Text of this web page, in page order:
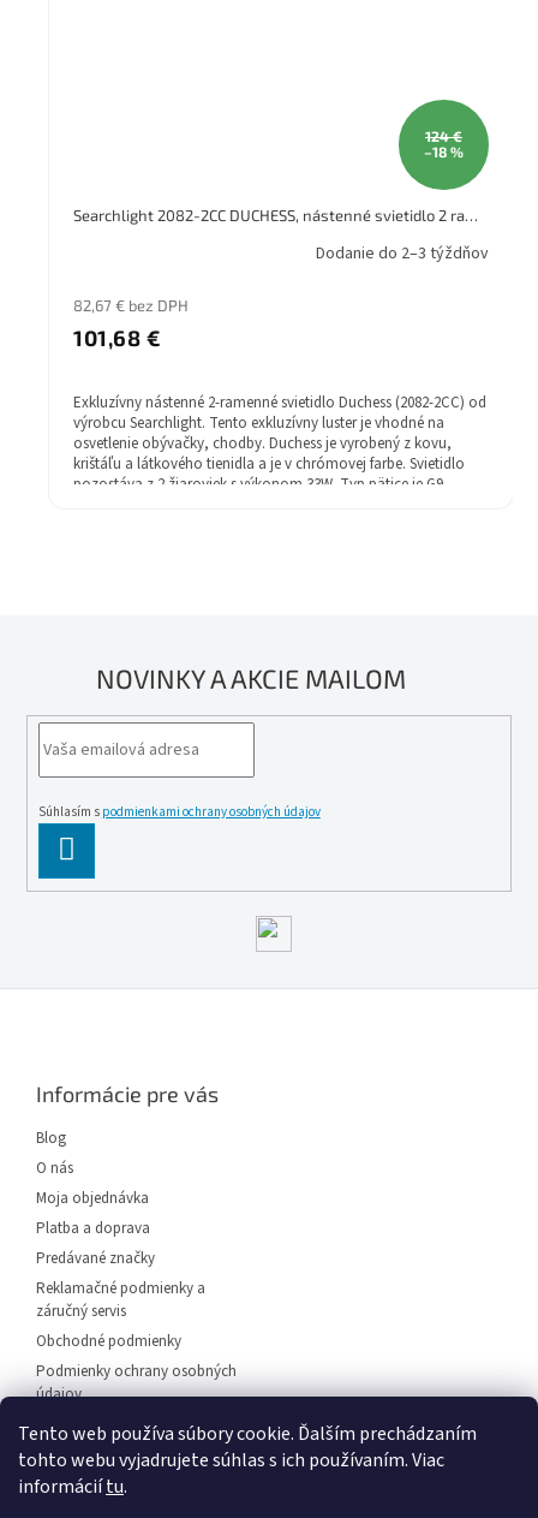
Tento web používa súbory cookie. Ďalším prechádzaním
tohto webu vyjadrujete súhlas s ich používaním. Viac
informáciítu.
124 €
–18 %
Searchlight 2082-2CC DUCHESS, nástenné svietidlo 2 ramenné
Dodanie do 2–3 týždňov
82,67 € bez DPH
101,68 €
Exkluzívny nástenné 2-ramenné svietidlo Duchess (2082-2CC) od
výrobcu Searchlight. Tento exkluzívny luster je vhodné na
osvetlenie obývačky, chodby. Duchess je vyrobený z kovu,
krištáľu a látkového tienidla a je v chrómovej farbe. Svietidlo
pozostáva z 2 žiaroviek s výkonom 33W. Typ pätice je G9.
NOVINKY A AKCIE MAILOM
Súhlasím s podmienkami ochrany osobných údajov
SE
Informácie pre vás
Blog
O nás
Moja objednávka
Platba a doprava
Predávané značky
Reklamačné podmienky a
záručný servis
Obchodné podmienky
Podmienky ochrany osobných
údajov
Predajňa svietidiel Dunajská
Streda
Napíšte nám